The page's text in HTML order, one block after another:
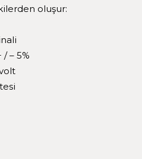
oluşur:
– 5%